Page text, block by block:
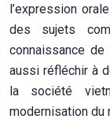
l’expression
des sujets
connaissance de
aussi réfléchir à
la société
modernisation du